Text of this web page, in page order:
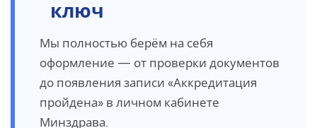
ключ
Мы полностью берём на себя
оформление — от проверки документов
до появления записи «Аккредитация
пройдена» в личном кабинете
Минздрава.